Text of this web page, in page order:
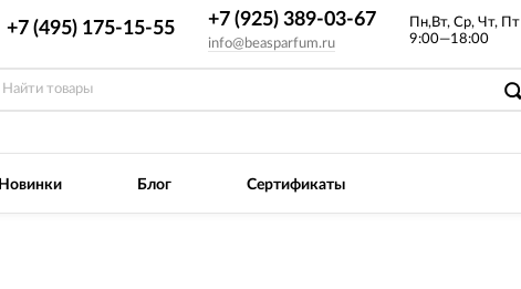
+7 (495) 175-15-55 +7 (925) 389-03-67
info@beasparfum.ru
Пн,Вт, Ср, Чт, Пт
9:00—18:00
Новинки Блог Сертификаты